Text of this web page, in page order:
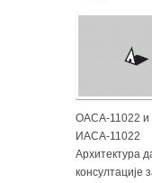
ОАСА-11022 и
ИАСА-11022
Архитектура
консултације